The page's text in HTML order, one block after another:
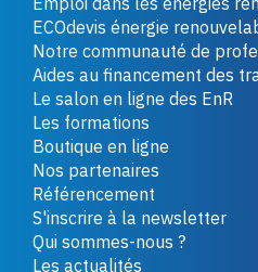
ECOdevis énergie
Notre communauté de
Aides au financement des
Le salon en ligne des EnR
Les formations
Boutique en ligne
Nos partenaires
Référencement
S'inscrire à la newsletter
Qui sommes-nous ?
Les actualités